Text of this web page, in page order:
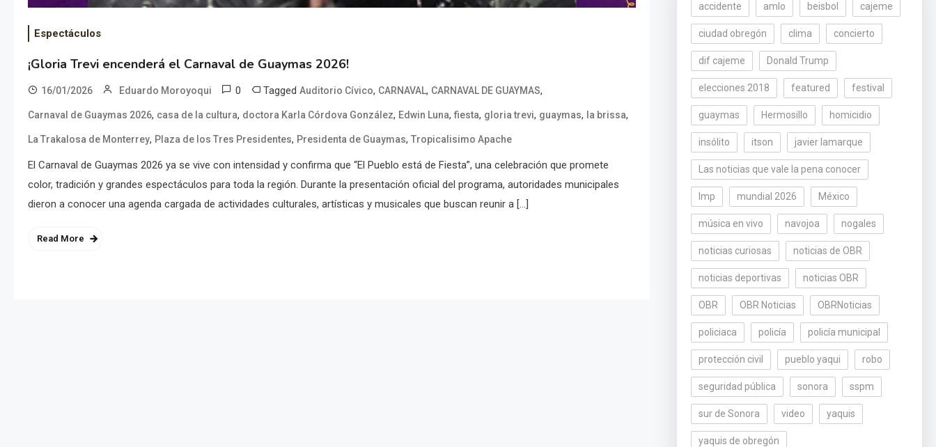
Espectáculos
¡Gloria Trevi encenderá el Carnaval de Guaymas 2026!
16/01/2026 Eduardo Moroyoqui 0 Tagged Auditorio Cívico, CARNAVAL, CARNAVAL DE GUAYMAS,
Carnaval de Guaymas 2026, casa de la cultura, doctora Karla Córdova González, Edwin Luna, fiesta, gloria trevi, guaymas, la brissa,
La Trakalosa de Monterrey, Plaza de los Tres Presidentes, Presidenta de Guaymas, Tropicalisimo Apache
El Carnaval de Guaymas 2026 ya se vive con intensidad y confirma que “El Pueblo está de Fiesta”, una celebración que promete
color, tradición y grandes espectáculos para toda la región. Durante la presentación oficial del programa, autoridades municipales
dieron a conocer una agenda cargada de actividades culturales, artísticas y musicales que buscan reunir a […]
Read More
accidente amlo beisbol cajeme
ciudad obregón clima concierto
dif cajeme Donald Trump
elecciones 2018 featured festival
guaymas Hermosillo homicidio
insólito itson javier lamarque
Las noticias que vale la pena conocer
lmp mundial 2026 México
música en vivo navojoa nogales
noticias curiosas noticias de OBR
noticias deportivas noticias OBR
OBR OBR Noticias OBRNoticias
policiaca policía policía municipal
protección civil pueblo yaqui robo
seguridad pública sonora sspm
sur de Sonora video yaquis
yaquis de obregón